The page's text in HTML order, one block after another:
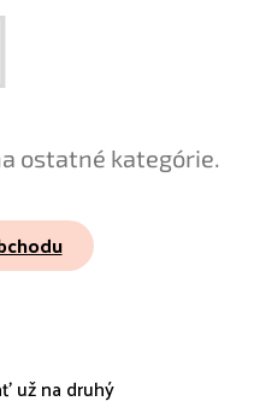
ostatné kategórie.
už na druhý